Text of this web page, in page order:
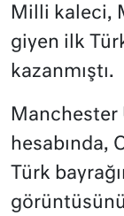
Milli kaleci,
giyen ilk
kazanmıştı.
Manchester
hesabında,
Türk